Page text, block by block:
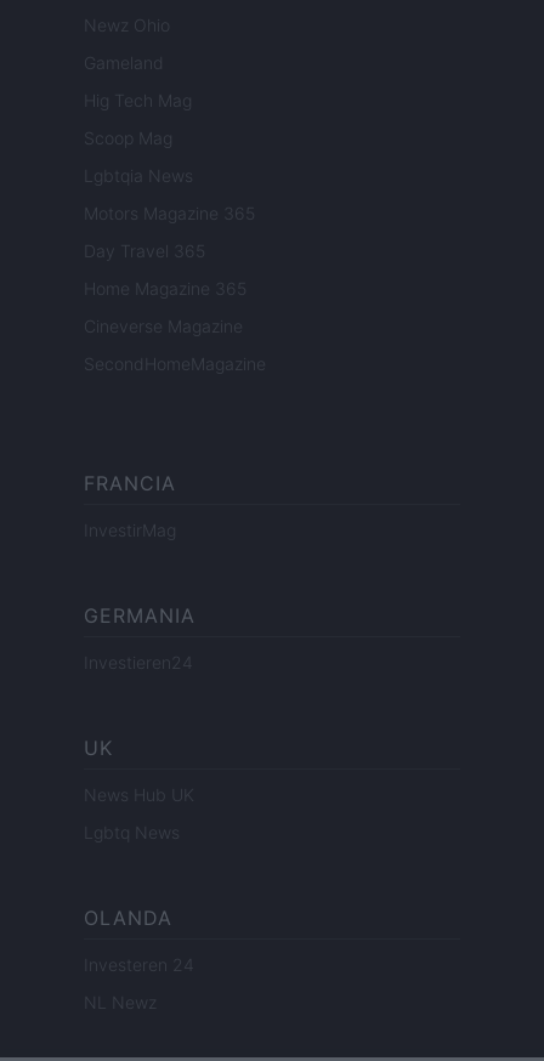
Newz Ohio
Gameland
Hig Tech Mag
Scoop Mag
Lgbtqia News
Motors Magazine 365
Day Travel 365
Home Magazine 365
Cineverse Magazine
SecondHomeMagazine
FRANCIA
InvestirMag
GERMANIA
Investieren24
UK
News Hub UK
Lgbtq News
OLANDA
Investeren 24
NL Newz